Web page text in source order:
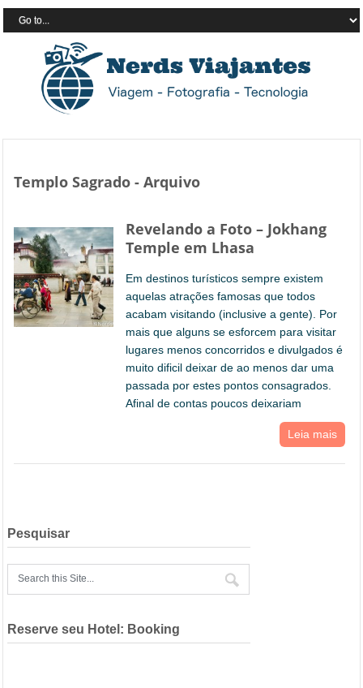
Templo Sagrado - Arquivo
Revelando a Foto – Jokhang
Temple em Lhasa
Em destinos turísticos sempre existem
aquelas atrações famosas que todos
acabam visitando (inclusive a gente). Por
mais que alguns se esforcem para visitar
lugares menos concorridos e divulgados é
muito dificil deixar de ao menos dar uma
passada por estes pontos consagrados.
Afinal de contas poucos deixariam
Leia mais
Pesquisar
Reserve seu Hotel: Booking